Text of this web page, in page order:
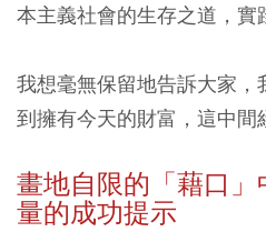
本主義社會的生存之道，實
我想毫無保留地告訴大家
到擁有今天的財富，這中間
畫地自限的「藉口
量的成功提示